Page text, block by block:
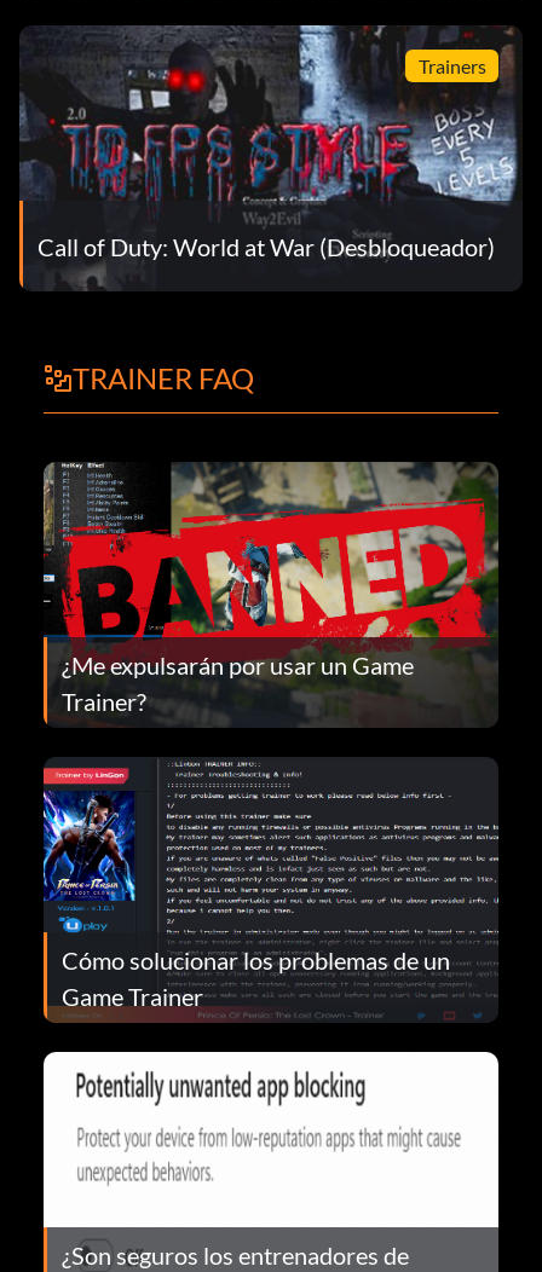
Trainers
Call of Duty: World at War (Desbloqueador)
TRAINER FAQ
¿Me expulsarán por usar un Game
Trainer?
Cómo solucionar los problemas de un
Game Trainer
¿Son seguros los entrenadores de